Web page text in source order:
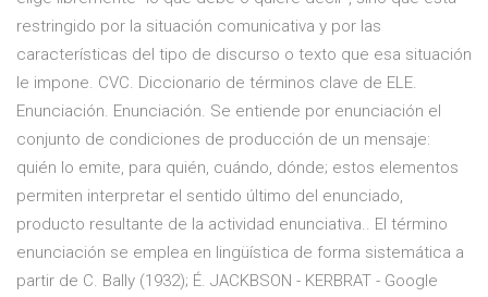
restringido por la situación comunicativa y por las
características del tipo de discurso o texto que esa situación
le impone. CVC. Diccionario de términos clave de ELE.
Enunciación. Enunciación. Se entiende por enunciación el
conjunto de condiciones de producción de un mensaje:
quién lo emite, para quién, cuándo, dónde; estos elementos
permiten interpretar el sentido último del enunciado,
producto resultante de la actividad enunciativa.. El término
enunciación se emplea en lingüística de forma sistemática a
partir de C. Bally (1932); É. JACKBSON - KERBRAT - Google